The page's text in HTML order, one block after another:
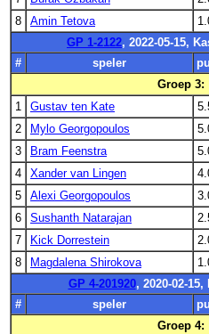
8
Amin Tetova
GP 1-2122, 2022-05-15,
#
speler
Groep 3:
1
Gustav ten Kate
2
Mylo Georgopoulos
3
Bram Feenstra
4
Xander van Lingen
5
Alexi Georgopoulos
6
Sushanth Natarajan
7
Kick Dorrestein
8
Magdalena Shirokova
GP 4-201920, 2020-02-
#
speler
Groep 4: